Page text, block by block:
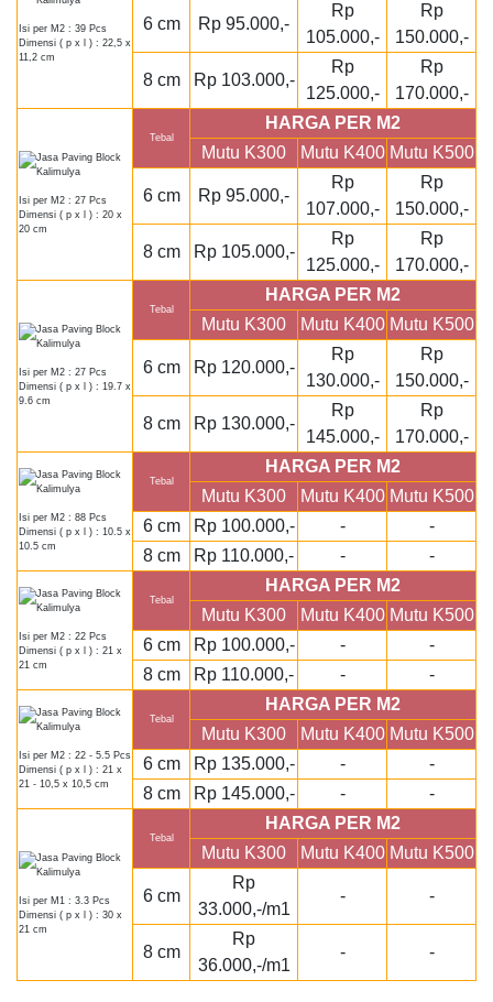
Isi per M2 : 39 Pcs
Dimensi ( p x l ) : 22,5 x
11,2 cm
6 cm Rp 95.000,-
Rp
105.000,-
Rp
150.000,-
8 cm Rp 103.000,-
Rp
125.000,-
Rp
170.000,-
Isi per M2 : 27 Pcs
Dimensi ( p x l ) : 20 x
20 cm
Tebal
HARGA PER M2
Mutu K300
Mutu K400 Mutu K500
6 cm Rp 95.000,-
Rp
107.000,-
Rp
150.000,-
8 cm Rp 105.000,-
Rp
125.000,-
Rp
170.000,-
Isi per M2 : 27 Pcs
Dimensi ( p x l ) : 19.7 x
9.6 cm
Tebal
HARGA PER M2
Mutu K300
Mutu K400 Mutu K500
6 cm Rp 120.000,-
Rp
130.000,-
Rp
150.000,-
8 cm Rp 130.000,-
Rp
145.000,-
Rp
170.000,-
Isi per M2 : 88 Pcs
Dimensi ( p x l ) : 10.5 x
10.5 cm
Tebal
HARGA PER M2
Mutu K300
Mutu K400 Mutu K500
6 cm
Rp 100.000,- -
-
8 cm
Rp 110.000,- - -
Isi per M2 : 22 Pcs
Dimensi ( p x l ) : 21 x
21 cm
Tebal
HARGA PER M2
Mutu K300
Mutu K400 Mutu K500
6 cm
Rp 100.000,- -
-
8 cm
Rp 110.000,- - -
Isi per M2 : 22 - 5.5 Pcs
Dimensi ( p x l ) : 21 x
21 - 10,5 x 10,5 cm
Tebal
HARGA PER M2
Mutu K300
Mutu K400 Mutu K500
6 cm
Rp 135.000,- -
-
8 cm
Rp 145.000,- - -
Isi per M1 : 3.3 Pcs
Dimensi ( p x l ) : 30 x
21 cm
Tebal
HARGA PER M2
Mutu K300
Mutu K400 Mutu K500
6 cm
Rp
33.000,-/m1
- -
8 cm
Rp
36.000,-/m1
- -